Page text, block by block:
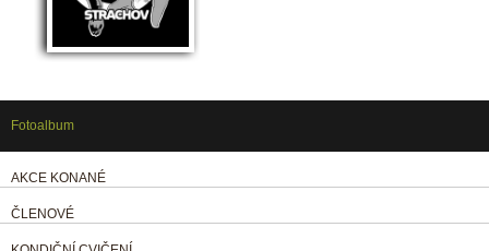
Fotoalbum
AKCE KONANÉ
ČLENOVÉ